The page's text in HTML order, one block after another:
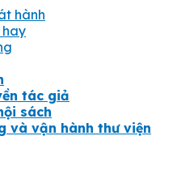
hành
hay
tác giả
sách
và vận hành thư viện